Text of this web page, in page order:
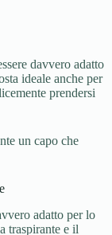
davvero adatto
ideale anche per
prendersi
un capo che
adatto per lo
traspirante e il